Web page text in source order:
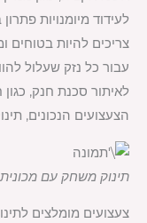
לעידוד מיומנויות
צריכים להיות בטוחים
עבור כל נזק שעלול
לאיתור סכנת חנק,
הצעצועים הנכונים,
תינוק משחק עם
צעצועים מומלצים לתינוקות בני